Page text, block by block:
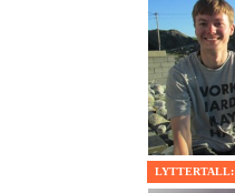
LYTTERTALL: